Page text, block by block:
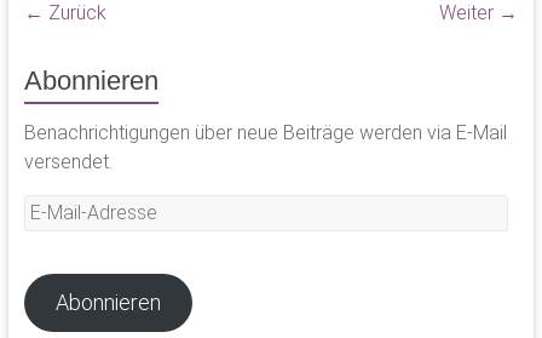
← Zurück Weiter →
Abonnieren
Benachrichtigungen über neue Beiträge werden via E-Mail
versendet.
E-
Abonnieren